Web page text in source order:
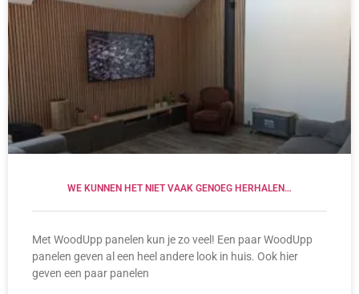
WE KUNNEN HET NIET VAAK GENOEG HERHALEN…
Met WoodUpp panelen kun je zo veel! Een paar WoodUpp
panelen geven al een heel andere look in huis. Ook hier
geven een paar panelen